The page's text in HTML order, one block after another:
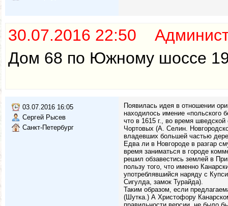
30.07.2016 22:50
Дом 68 по Южному шоссе
03.07.2016 16:05
Сергей Рысев
Санкт-Петербург
Появилась идея в отношении
находилось имение «польского
что в 1615 г., во время
Чортовых (А. Селин.
владевших большей частью
Едва ли в Новгороде в разгар
время заниматься в городе
решил обзавестись землей в
пользу того, что именно
употреблявшийся наряду с
Сигулда, замок Турайда).
Таким образом, если
(Шутка.) А Христофору